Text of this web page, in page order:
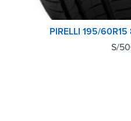
PIRELLI 195/60R15
S/